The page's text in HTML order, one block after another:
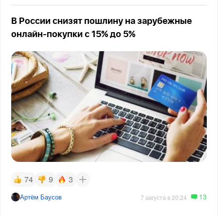
В России снизят пошлину на зарубежные
онлайн-покупки с 15% до 5%
74 9 3
Артём Баусов 7 августа в 20:24 13